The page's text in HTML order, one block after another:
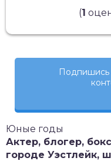
(1
Юные годы
Актер, блогер,
городе Уэстлейк,